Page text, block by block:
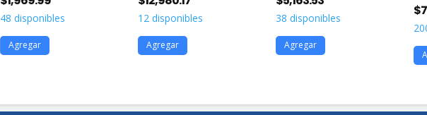
48 disponibles
Agregar
12 disponibles
Agregar
38 disponibles
Agregar
$